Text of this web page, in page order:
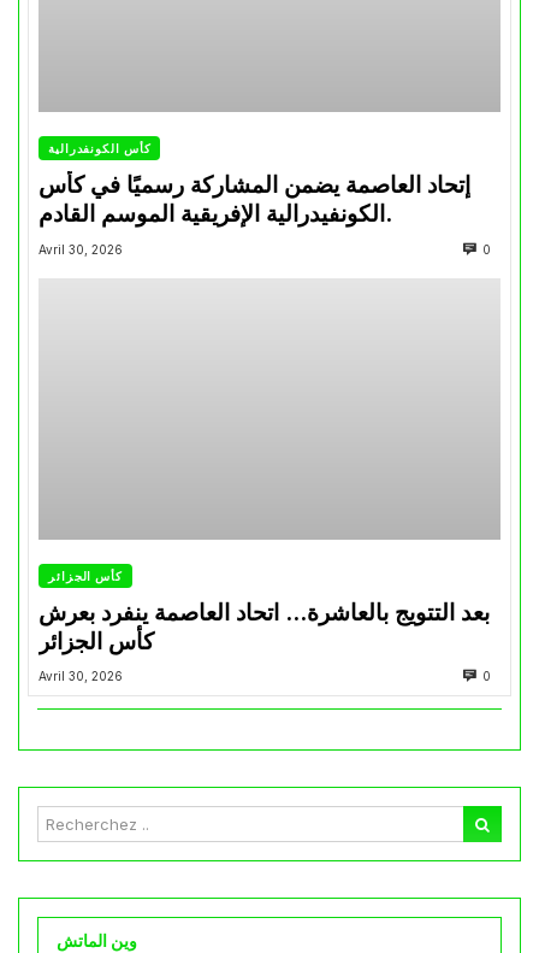
كأس الكونفدرالية
إتحاد العاصمة يضمن المشاركة رسميًا في كأس
الكونفيدرالية الإفريقية الموسم القادم.
Avril 30, 2026 0
كأس الجزائر
بعد التتويج بالعاشرة… اتحاد العاصمة ينفرد بعرش
كأس الجزائر
Avril 30, 2026 0
وين الماتش